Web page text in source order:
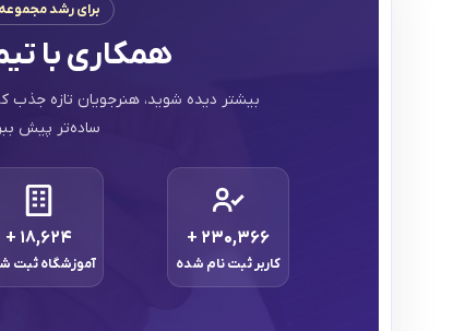
برای رشد
همکاری با
بیشتر دیده شوید، هنرجویان تازه جذب
ساده‌تر پیش
۲۳۰,۳۶۶ +
کاربر ثبت نام شده
۱۸,۶۲۴ +
آموزشگاه ثبت